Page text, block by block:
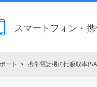
スマートフォン・
ート 携帯電話機の比吸収率